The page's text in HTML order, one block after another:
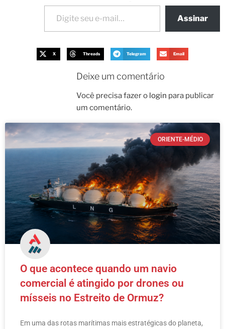
Assinar
X Threads Telegram Email
Deixe um comentário
Você precisa fazer o login para publicar
um comentário.
ORIENTE-MÉDIO
O que acontece quando um navio
comercial é atingido por drones ou
mísseis no Estreito de Ormuz?
Em uma das rotas marítimas mais estratégicas do planeta,